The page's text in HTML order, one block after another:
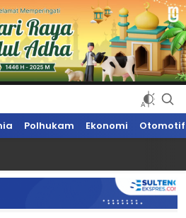
Ini, Update Terkini, Suaranya Rakyat
Polhukam Ekonomi Otomotif